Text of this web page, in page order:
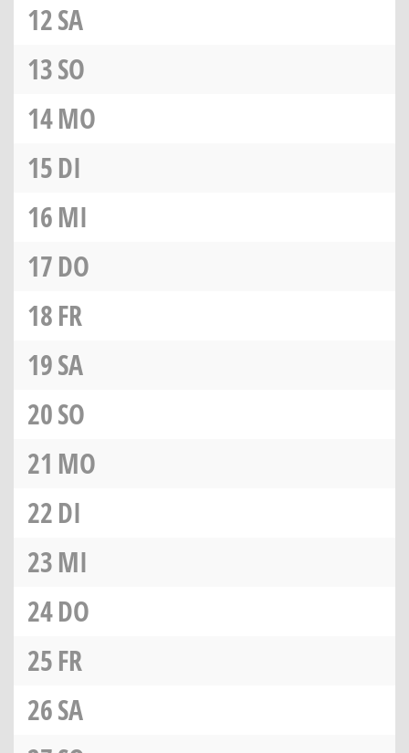
12SA
13SO
14MO
15DI
16MI
17DO
18FR
19SA
20SO
21 MO
22DI
23MI
24DO
25FR
26SA